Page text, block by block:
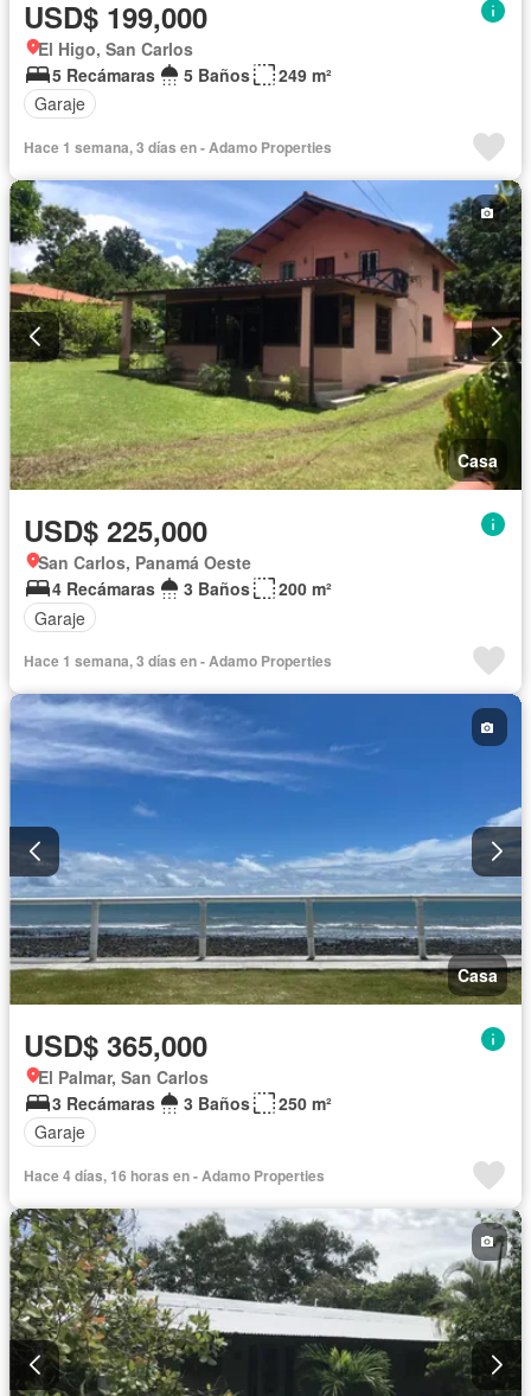
USD$ 199,000
El Higo, San Carlos
5 Recámaras
5 Baños
249 m²
Garaje
Hace 1 semana, 3 días en - Adamo Properties
Casa
USD$ 225,000
San Carlos, Panamá Oeste
4 Recámaras
3 Baños
200 m²
Garaje
Hace 1 semana, 3 días en - Adamo Properties
Casa
USD$ 365,000
El Palmar, San Carlos
3 Recámaras
3 Baños
250 m²
Garaje
Hace 4 días, 16 horas en - Adamo Properties